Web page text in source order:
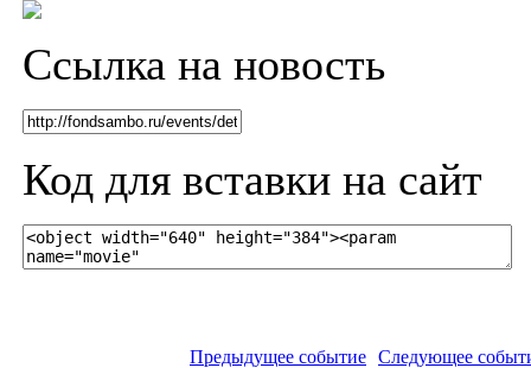
Ссылка на новость
Код для вставки на сайт
Предыдущее событие Следующее